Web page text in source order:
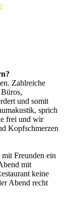
Zahlreiche
und somit
sprich
frei und wir
Kopfschmerzen
Freunden ein
mit
keine
Abend recht